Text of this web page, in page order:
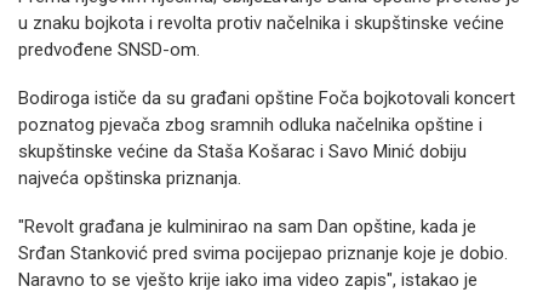
u znaku bojkota i revolta protiv načelnika i skupštinske većine
predvođene SNSD-om.
Bodiroga ističe da su građani opštine Foča bojkotovali koncert
poznatog pjevača zbog sramnih odluka načelnika opštine i
skupštinske većine da Staša Košarac i Savo Minić dobiju
najveća opštinska priznanja.
"Revolt građana je kulminirao na sam Dan opštine, kada je
Srđan Stanković pred svima pocijepao priznanje koje je dobio.
Naravno to se vješto krije iako ima video zapis", istakao je